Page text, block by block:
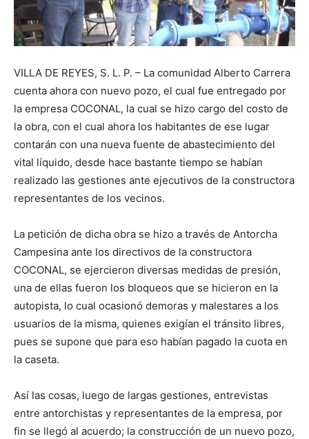
VILLA DE REYES, S. L. P. – La comunidad Alberto Carrera
cuenta ahora con nuevo pozo, el cual fue entregado por
la empresa COCONAL, la cual se hizo cargo del costo de
la obra, con el cual ahora los habitantes de ese lugar
contarán con una nueva fuente de abastecimiento del
vital líquido, desde hace bastante tiempo se habían
realizado las gestiones ante ejecutivos de la constructora
representantes de los vecinos.
La petición de dicha obra se hizo a través de Antorcha
Campesina ante los directivos de la constructora
COCONAL, se ejercieron diversas medidas de presión,
una de ellas fueron los bloqueos que se hicieron en la
autopista, lo cual ocasionó demoras y malestares a los
usuarios de la misma, quienes exigían el tránsito libres,
pues se supone que para eso habían pagado la cuota en
la caseta.
Así las cosas, luego de largas gestiones, entrevistas
entre antorchistas y representantes de la empresa, por
fin se llegó al acuerdo; la construcción de un nuevo pozo,